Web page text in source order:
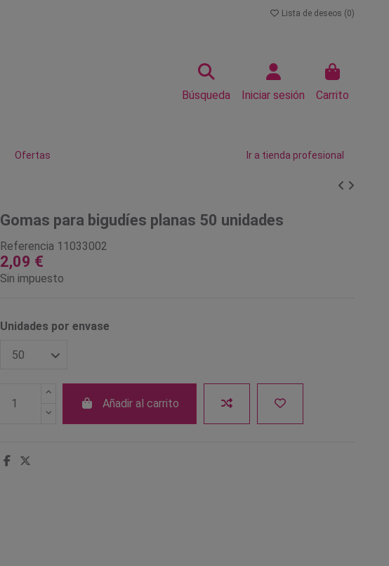
Lista de deseos (0)
Búsqueda Iniciar sesión Carrito
Ofertas Ir a tienda profesional
Gomas para bigudíes planas 50 unidades
Referencia 11033002
2,09 €
Sin impuesto
Unidades por envase
Añadir al carrito